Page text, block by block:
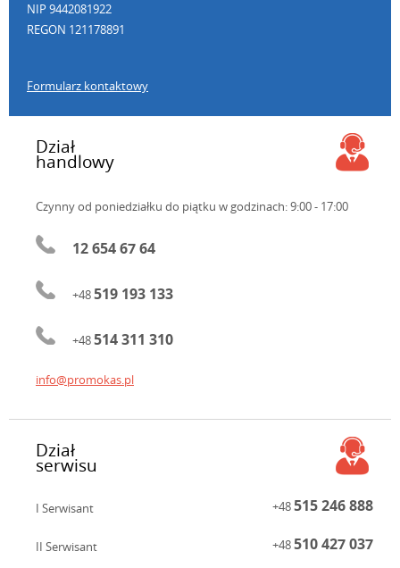
NIP 9442081922
REGON 121178891
Formularz kontaktowy
Dział
handlowy
Czynny od poniedziałku do piątku w godzinach: 9:00 - 17:00
12 654 67 64
+48519 193 133
+48514 311 310
info@promokas.pl
Dział
serwisu
I Serwisant +48515 246 888
II Serwisant +48510 427 037